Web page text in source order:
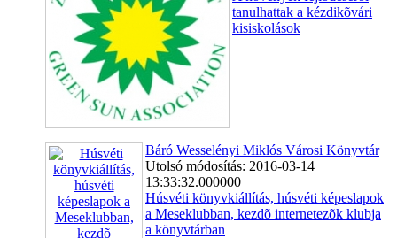
tanulhattak a kézdikõvári
kisiskolások
Báró Wesselényi Miklós Városi Könyvtár
Utolsó módosítás: 2016-03-14
13:33:32.000000
Húsvéti könyvkiállítás, húsvéti képeslapok
a Meseklubban, kezdõ internetezõk klubja
a könyvtárban